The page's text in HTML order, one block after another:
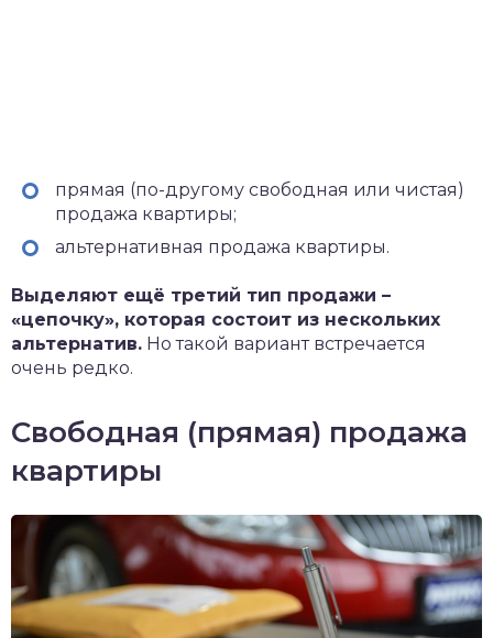
прямая (по-другому свободная или чистая)
продажа квартиры;
альтернативная продажа квартиры.
Выделяют ещё третий тип продажи –
«цепочку», которая состоит из нескольких
альтернатив. Но такой вариант встречается
очень редко.
Свободная (прямая) продажа
квартиры